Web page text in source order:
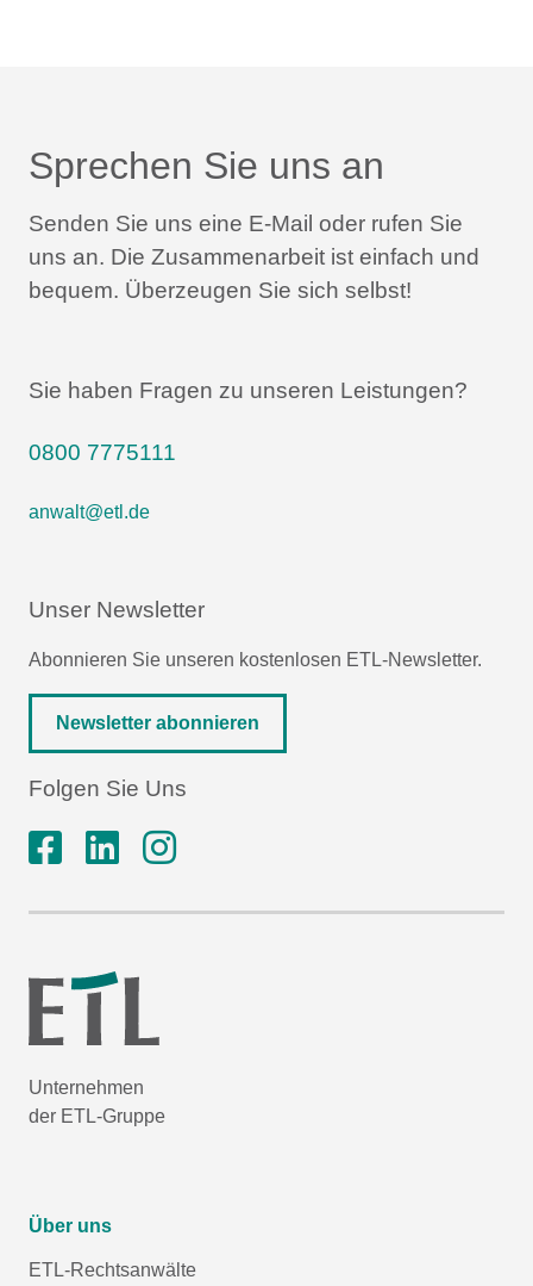
Sprechen Sie uns an
Senden Sie uns eine E-Mail oder rufen Sie
uns an. Die Zusammenarbeit ist einfach und
bequem. Überzeugen Sie sich selbst!
Sie haben Fragen zu unseren Leistungen?
0800 7775111
anwalt@etl.de
Unser Newsletter
Abonnieren Sie unseren kostenlosen ETL-Newsletter.
Newsletter abonnieren
Folgen Sie Uns
Unternehmen
der ETL-Gruppe
Über uns
ETL-Rechtsanwälte